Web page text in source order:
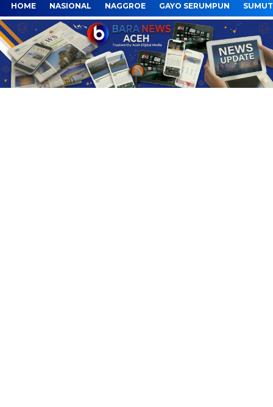
HOME NASIONAL NAGGROE GAYO SERUMPUN SUMUT